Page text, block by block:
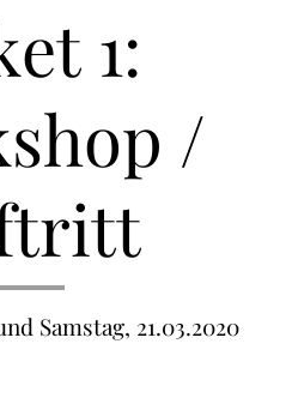
1:
/
Samstag, 21.03.2020